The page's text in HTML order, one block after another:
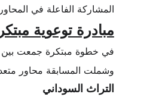
المشاركة الفاعلة في
مبادرة توعوية
في خطوة مبتكرة جمعت بين
وشملت المسابقة محاور
التراث السوداني